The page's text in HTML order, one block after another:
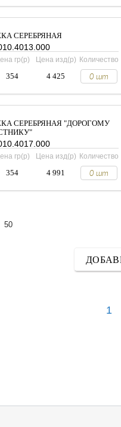
СЕРЕБРЯНАЯ
гр(р) Цена изд(р) Количество
354 4 425
СЕРЕБРЯНАЯ "ДОРОГОМУ
гр(р) Цена изд(р) Количество
354 4 991
50
1